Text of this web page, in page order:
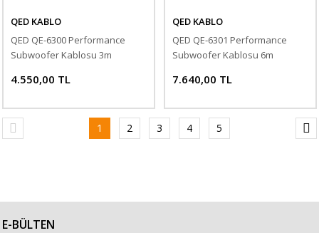
QED KABLO
QED QE-6300 Performance
Subwoofer Kablosu 3m
4.550,00 TL
QED KABLO
QED QE-6301 Performance
Subwoofer Kablosu 6m
7.640,00 TL
1 2 3 4 5
E-BÜLTEN